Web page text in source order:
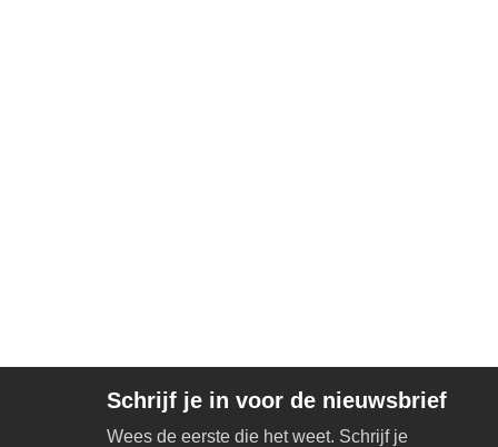
Schrijf je in voor de nieuwsbrief
Wees de eerste die het weet. Schrijf je